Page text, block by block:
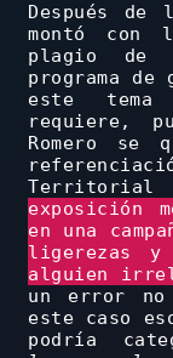
Después de
montó con
plagio de
programa
este
requiere,
Romero se
Territorial
exposición
en una
ligerezas y
alguien
un error no
este caso
podría